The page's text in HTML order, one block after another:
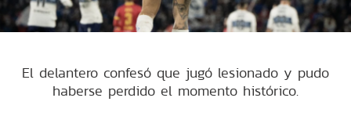
El delantero confesó que jugó lesionado y pudo
haberse perdido el momento histórico.